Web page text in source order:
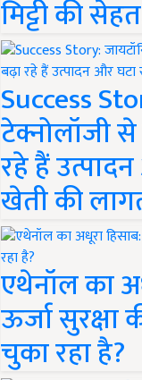
मिट्टी की
Success
टेक्नोलॉजी
रहे हैं
खेती की
एथेनॉल का
ऊर्जा
चुका रहा है?